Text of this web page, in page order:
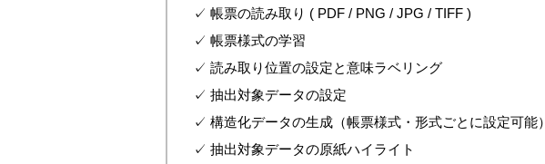
✓ 帳票の読み取り ( PDF / PNG / JPG / TIFF )
✓ 帳票様式の学習
✓ 読み取り位置の設定と意味ラベリング
✓ 抽出対象データの設定
✓ 構造化データの生成 （帳票様式・形式ごとに設定可能）
✓ 抽出対象データの原紙ハイライト